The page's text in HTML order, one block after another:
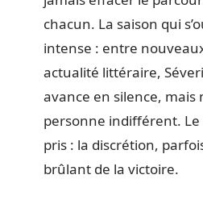
chacun. La saison qui
intense : entre
actualité littéraire,
avance en silence, mais
personne indifférent.
pris : la discrétion,
brûlant de la victoire.